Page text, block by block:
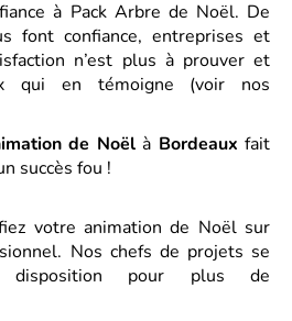
à Pack Arbre de Noël. De
font confiance, entreprises et
n’est plus à prouver et
qui en témoigne (voir nos
de Noëlà Bordeaux fait
succès fou !
votre animation de Noël sur
Nos chefs de projets se
pour plus de